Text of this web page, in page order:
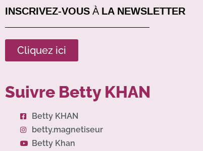
INSCRIVEZ-VOUS À LA NEWSLETTER
Cliquez ici
Suivre Betty KHAN
Betty KHAN
betty.magnetiseur
Betty Khan